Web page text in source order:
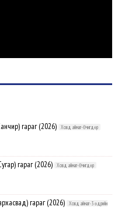
гараг (2026) Ховд аймаг-Өчигдөр
гараг (2026) Ховд аймаг-Өчигдөр
гараг (2026)
Ховд аймаг-3 өдрийн